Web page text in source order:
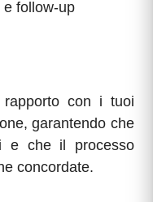
e follow-up
rapporto con i tuoi
garantendo che
e che il processo
concordate.